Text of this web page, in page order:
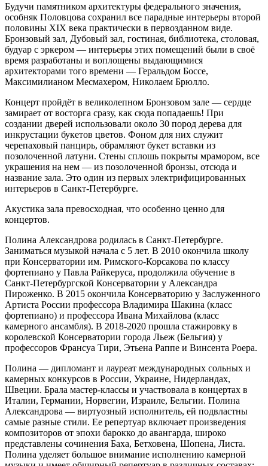
Будучи памятником архитектуры федерального значения,
особняк Половцова сохранил все парадные интерьеры второй
половины XIX века практически в первозданном виде.
Бронзовый зал, Дубовый зал, гостиная, библиотека, столовая,
будуар с эркером — интерьеры этих помещений были в своё
время разработаны и воплощены выдающимися
архитекторами того времени — Геральдом Боссе,
Максимилианом Месмахером, Николаем Брюлло.
Концерт пройдёт в великолепном Бронзовом зале — сердце
замирает от восторга сразу, как сюда попадаешь! При
создании дверей использовали около 30 пород дерева для
инкрустации букетов цветов. Фоном для них служит
черепаховый панцирь, обрамляют букет вставки из
позолоченной латуни. Стены сплошь покрыты мрамором, все
украшения на нем — из позолоченной бронзы, отсюда и
название зала. Это один из первых электрифицированных
интерьеров в Санкт-Петербурге.
Акустика зала превосходная, что особенно ценно для
концертов.
Полина Александрова родилась в Санкт-Петербурге.
Заниматься музыкой начала с 5 лет. В 2010 окончила школу
при Консерватории им. Римского-Корсакова по классу
фортепиано у Павла Райкеруса, продолжила обучение в
Санкт-Петербургской Консерватории у Александра
Пироженко. В 2015 окончила Консерваторию у Заслуженного
Артиста России профессора Владимира Шакина (класс
фортепиано) и профессора Ивана Михайлова (класс
камерного ансамбля). В 2018-2020 прошла стажировку в
королевской Консерватории города Льеж (Бельгия) у
профессоров Франсуа Тири, Этьена Раппе и Винсента Роера.
Полина — дипломант и лауреат международных сольных и
камерных конкурсов в России, Украине, Нидерландах,
Швеции. Брала мастер-классы и участвовала в концертах в
Италии, Германии, Норвегии, Израиле, Бельгии. Полина
Александрова — виртуозный исполнитель, ей подвластны
самые разные стили. Ее репертуар включает произведения
композиторов от эпохи барокко до авангарда, широко
представлены сочинения Баха, Бетховена, Шопена, Листа.
Полина уделяет большое внимание исполнению камерной